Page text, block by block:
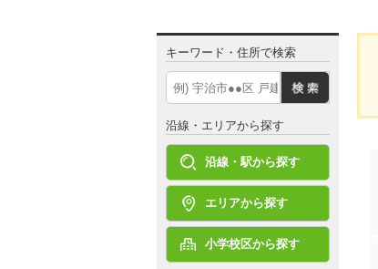
キーワード・住所で検索
沿線・エリアから探す
沿線・駅から探す
エリアから探す
小学校区から探す